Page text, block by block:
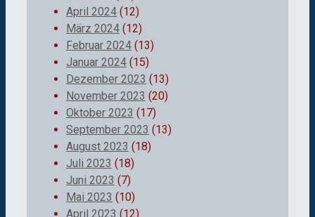
April 2024 (12)
März 2024 (12)
Februar 2024 (13)
Januar 2024 (15)
Dezember 2023 (13)
November 2023 (20)
Oktober 2023 (17)
September 2023 (13)
August 2023 (18)
Juli 2023 (18)
Juni 2023 (7)
Mai 2023 (10)
April 2023 (12)